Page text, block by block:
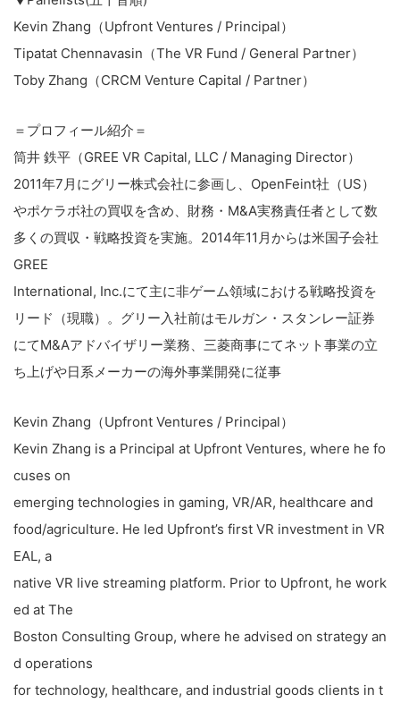
Kevin Zhang（Upfront Ventures / Principal）
Tipatat Chennavasin（The VR Fund / General Partner）
Toby Zhang（CRCM Venture Capital / Partner）
＝プロフィール紹介＝
筒井 鉄平（GREE VR Capital, LLC / Managing Director）
2011年7月にグリー株式会社に参画し、OpenFeint社（US）
やポケラボ社の買収を含め、財務・M&A実務責任者として数
多くの買収・戦略投資を実施。2014年11月からは米国子会社
GREE
International, Inc.にて主に非ゲーム領域における戦略投資を
リード（現職）。グリー入社前はモルガン・スタンレー証券
にてM&Aアドバイザリー業務、三菱商事にてネット事業の立
ち上げや日系メーカーの海外事業開発に従事
Kevin Zhang（Upfront Ventures / Principal）
Kevin Zhang is a Principal at Upfront Ventures, where he fo
cuses on
emerging technologies in gaming, VR/AR, healthcare and
food/agriculture. He led Upfront’s first VR investment in VR
EAL, a
native VR live streaming platform. Prior to Upfront, he work
ed at The
Boston Consulting Group, where he advised on strategy an
d operations
for technology, healthcare, and industrial goods clients in t